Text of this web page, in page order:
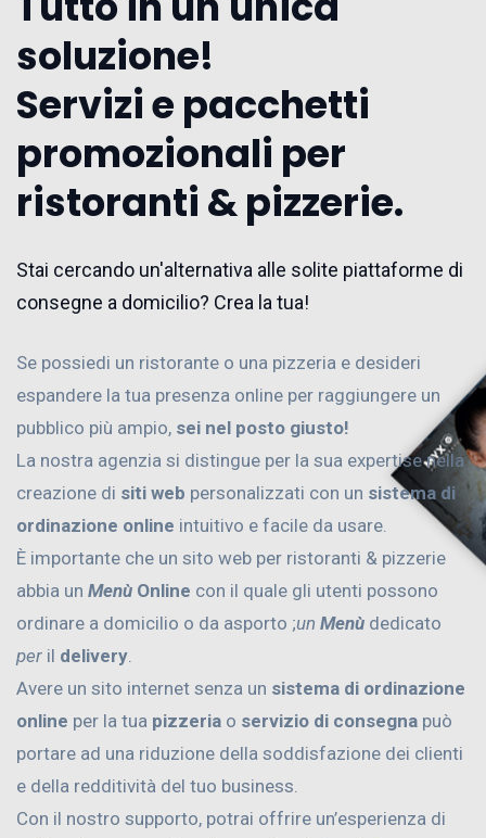
soluzione!
Servizi e pacchetti
promozionali per
ristoranti & pizzerie.
Stai cercando un'alternativa alle solite piattaforme di
consegne a domicilio? Crea la tua!
Se possiedi un ristorante o una pizzeria e desideri
espandere la tua presenza online per raggiungere un
pubblico più ampio, sei nel posto giusto!
La nostra agenzia si distingue per la sua expertise nella
creazione di siti web personalizzati con un sistema di
ordinazione online intuitivo e facile da usare.
È importante che un sito web per ristoranti & pizzerie
abbia un Menù Online con il quale gli utenti possono
ordinare a domicilio o da asporto ;un Menù dedicato
per il delivery
Avere un sito internet senza un sistema di ordinazione
online per la tua pizzeria o servizio di consegna può
portare ad una riduzione della soddisfazione dei clienti
e della redditività del tuo business.
Con il nostro supporto, potrai offrire un’esperienza di